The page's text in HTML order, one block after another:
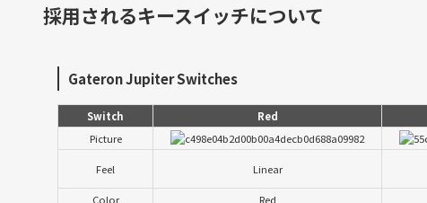
採用されるキースイッチについて
Gateron Jupiter Switches
Switch Red
Picture
Feel Linear
Color
Red